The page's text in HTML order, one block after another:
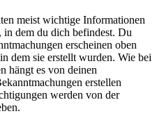
meist wichtige Informationen
in dem du dich befindest. Du
erscheinen oben
dem sie erstellt wurden. Wie bei
hängt es von deinen
erstellen
werden von der